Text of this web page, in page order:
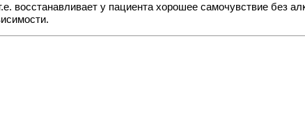
у пациента хорошее самочувствие без